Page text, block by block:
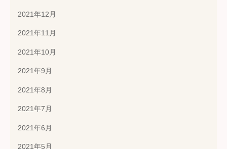
2021年12月
2021年11月
2021年10月
2021年9月
2021年8月
2021年7月
2021年6月
2021年5月